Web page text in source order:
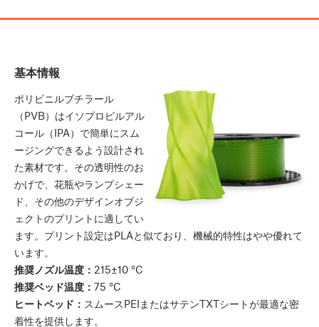
基本情報
ポリビニルブチラール
（PVB）はイソプロピルアル
コール（IPA）で簡単にスム
ージングできるよう設計され
た素材です。その透明性のお
かげで、花瓶やランプシェー
ド、その他のデザインオブジ
ェクトのプリントに適してい
ます。プリント設定はPLAと似ており、機械的特性はやや優れて
います。
推奨ノズル温度： 215±10 °C
推奨ベッド温度： 75 °C
ヒートベッド： スムースPEIまたはサテンTXTシートが最適な密
着性を提供します。